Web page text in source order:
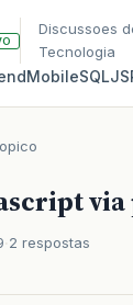
Discussoes
Tecnologia
MobileSQLJS
2 respostas